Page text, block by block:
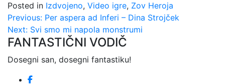
Posted in Izdvojeno, Video igre, Zov Heroja
Kretanje
članka
Previous: Per aspera ad Inferi – Dina Strojček
Next: Svi smo mi napola monstrumi
FANTASTIČNI VODIČ
Dosegni san, dosegni fantastiku!